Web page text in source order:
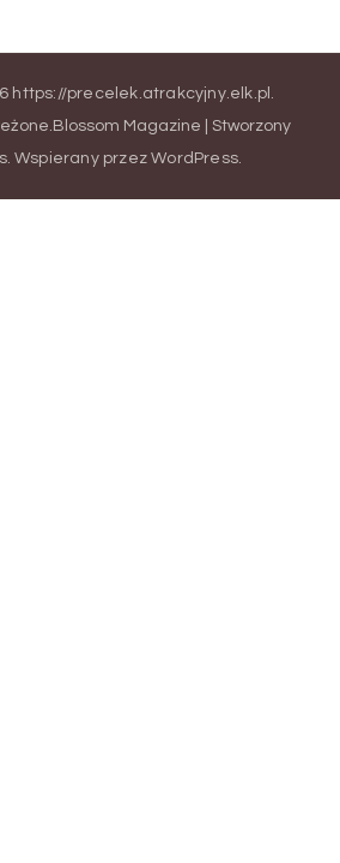
https://precelek.atrakcyjny.elk.pl
Blossom Magazine | Stworzony
. Wspierany przezWordPress